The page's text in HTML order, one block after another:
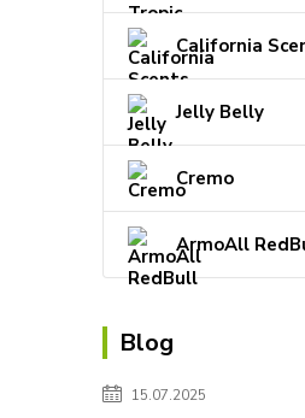
California
Jelly Belly
Cremo
ArmoAll
Blog
15.07.2025